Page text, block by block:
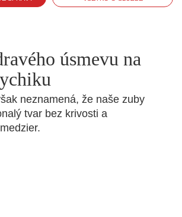
úsmevu na
neznamená, že naše zuby
tvar bez krivosti a